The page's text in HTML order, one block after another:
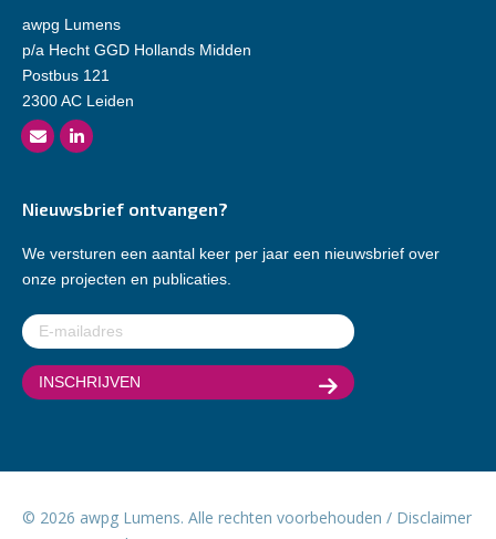
awpg Lumens
p/a Hecht GGD Hollands Midden
Postbus 121
2300 AC Leiden
Nieuwsbrief ontvangen?
We versturen een aantal keer per jaar een nieuwsbrief over
onze projecten en publicaties.
E-
mailadres(Vereist)
© 2026 awpg Lumens. Alle rechten voorbehouden / Disclaimer